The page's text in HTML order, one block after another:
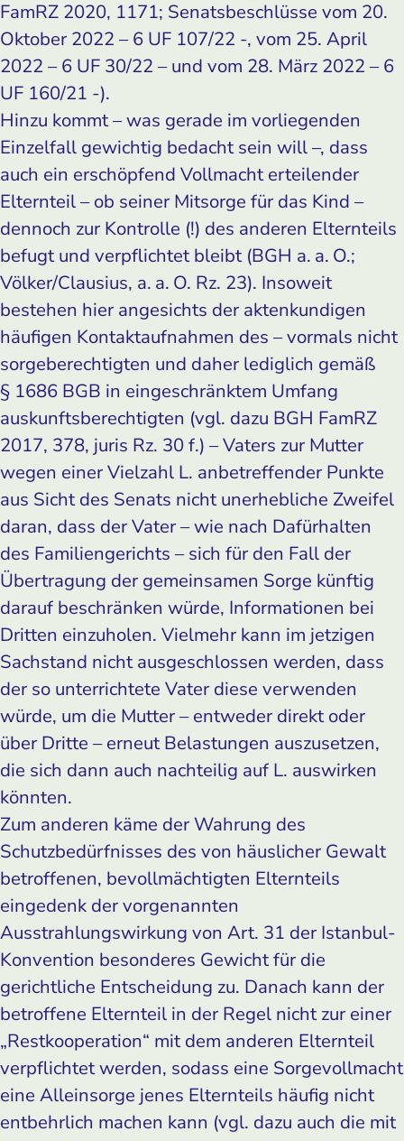
FamRZ 2020, 1171; Senatsbeschlüsse vom 20.
Oktober 2022 – 6 UF 107/22 -, vom 25. April
2022 – 6 UF 30/22 – und vom 28. März 2022 – 6
UF 160/21 -).
Hinzu kommt – was gerade im vorliegenden
Einzelfall gewichtig bedacht sein will –, dass
auch ein erschöpfend Vollmacht erteilender
Elternteil – ob seiner Mitsorge für das Kind –
dennoch zur Kontrolle (!) des anderen Elternteils
befugt und verpflichtet bleibt (BGH a. a. O.;
Völker/Clausius, a. a. O. Rz. 23). Insoweit
bestehen hier angesichts der aktenkundigen
häufigen Kontaktaufnahmen des – vormals nicht
sorgeberechtigten und daher lediglich gemäß
§ 1686 BGB in eingeschränktem Umfang
auskunftsberechtigten (vgl. dazu BGH FamRZ
2017, 378, juris Rz. 30 f.) – Vaters zur Mutter
wegen einer Vielzahl L. anbetreffender Punkte
aus Sicht des Senats nicht unerhebliche Zweifel
daran, dass der Vater – wie nach Dafürhalten
des Familiengerichts – sich für den Fall der
Übertragung der gemeinsamen Sorge künftig
darauf beschränken würde, Informationen bei
Dritten einzuholen. Vielmehr kann im jetzigen
Sachstand nicht ausgeschlossen werden, dass
der so unterrichtete Vater diese verwenden
würde, um die Mutter – entweder direkt oder
über Dritte – erneut Belastungen auszusetzen,
die sich dann auch nachteilig auf L. auswirken
könnten.
Zum anderen käme der Wahrung des
Schutzbedürfnisses des von häuslicher Gewalt
betroffenen, bevollmächtigten Elternteils
eingedenk der vorgenannten
Ausstrahlungswirkung von Art. 31 der Istanbul-
Konvention besonderes Gewicht für die
gerichtliche Entscheidung zu. Danach kann der
betroffene Elternteil in der Regel nicht zur einer
„Restkooperation“ mit dem anderen Elternteil
verpflichtet werden, sodass eine Sorgevollmacht
eine Alleinsorge jenes Elternteils häufig nicht
entbehrlich machen kann (vgl. dazu auch die mit